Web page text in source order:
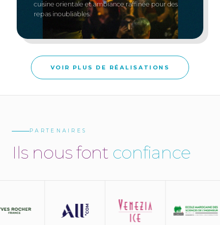
cuisine orientale et ambiance raffinée pour des
repas inoubliables.
VOIR PLUS DE RÉALISATIONS
PARTENAIRES
Ils nousfont confiance